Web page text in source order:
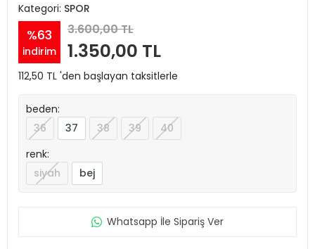
Kategori: SPOR
%63
indirim
3.600,00 TL
1.350,00 TL
112,50 TL 'den başlayan taksitlerle
beden:
36
37 38 39
40
renk:
siyah
bej
Whatsapp İle Sipariş Ver